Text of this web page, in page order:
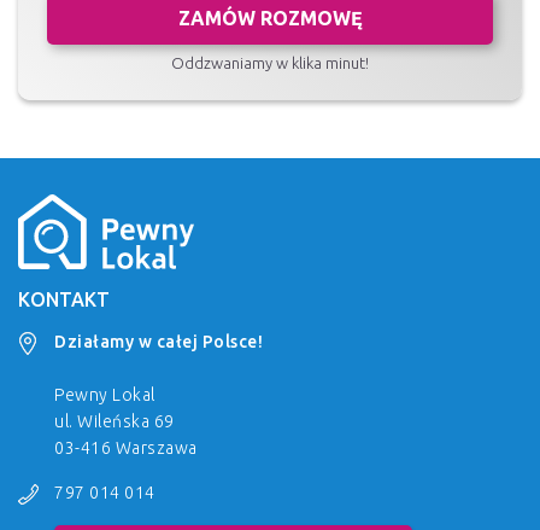
ZAMÓW ROZMOWĘ
Oddzwaniamy w klika minut!
KONTAKT
Działamy w całej Polsce!
Pewny Lokal
ul. Wileńska 69
03-416 Warszawa
797 014 014